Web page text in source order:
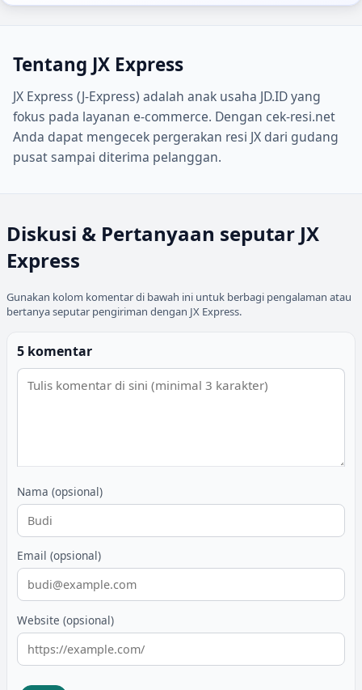
Tentang JX Express
JX Express (J-Express) adalah anak usaha JD.ID yang
fokus pada layanan e-commerce. Dengan cek-resi.net
Anda dapat mengecek pergerakan resi JX dari gudang
pusat sampai diterima pelanggan.
Diskusi & Pertanyaan seputar JX
Express
Gunakan kolom komentar di bawah ini untuk berbagi pengalaman atau
bertanya seputar pengiriman dengan JX Express.
5 komentar
Nama (opsional)
Email (opsional)
Website (opsional)